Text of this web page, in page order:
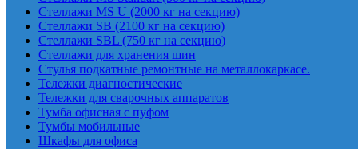
Стеллажи MS U (2000 кг на секцию)
Стеллажи SB (2100 кг на секцию)
Стеллажи SBL (750 кг на секцию)
Стеллажи для хранения шин
Стулья подкатные ремонтные на металлокаркасе.
Тележки диагностические
Тележки для сварочных аппаратов
Тумба офисная с пуфом
Тумбы мобильные
Шкафы для офиса